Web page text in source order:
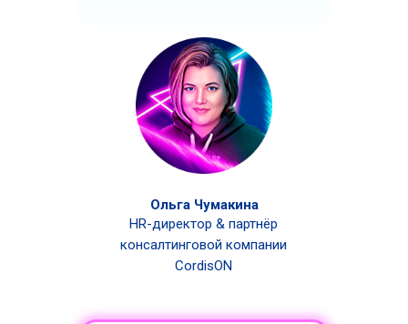
Ольга Чумакина
HR-директор & партнёр
консалтинговой компании
CordisON